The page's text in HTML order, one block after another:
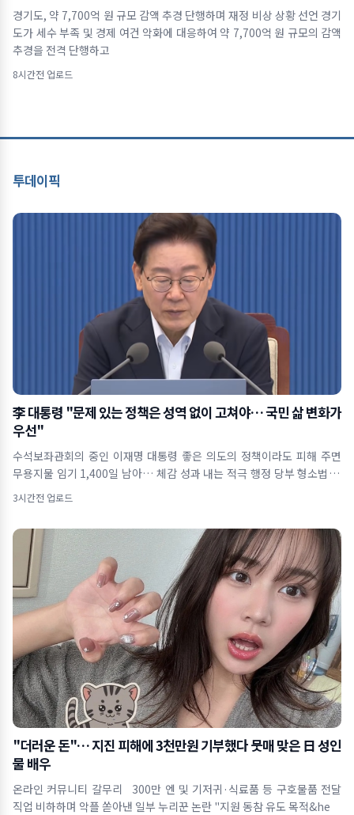
경기도, 약 7,700억 원 규모 감액 추경 단행하며 재정 비상 상황 선언 경기
도가 세수 부족 및 경제 여건 악화에 대응하여 약 7,700억 원 규모의 감액
추경을 전격 단행하고
8시간전 업로드
투데이픽
李 대통령 "문제 있는 정책은 성역 없이 고쳐야… 국민 삶 변화가
우선"
수석보좌관회의 중인 이재명 대통령 좋은 의도의 정책이라도 피해 주면
무용지물 임기 1,400일 남아… 체감 성과 내는 적극 행정 당부 형소법 개
정&midd
3시간전 업로드
"더러운 돈"… 지진 피해에 3천만원 기부했다 뭇매 맞은 日 성인
물 배우
온라인 커뮤니티 갈무리 300만 엔 및 기저귀·식료품 등 구호물품 전달
직업 비하하며 악플 쏟아낸 일부 누리꾼 논란 "지원 동참 유도 목적&he